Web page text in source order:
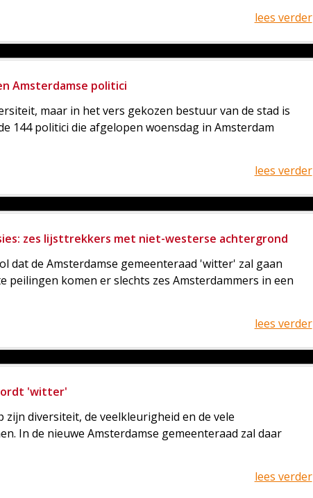
lees verder
Amsterdamse politici
maar in het vers gekozen bestuur van de stad is
144 politici die afgelopen woensdag in Amsterdam
lees verder
zes lijsttrekkers met niet-westerse achtergrond
dat de Amsterdamse gemeenteraad 'witter' zal gaan
peilingen komen er slechts zes Amsterdammers in een
lees verder
'witter'
diversiteit, de veelkleurigheid en de vele
In de nieuwe Amsterdamse gemeenteraad zal daar
lees verder